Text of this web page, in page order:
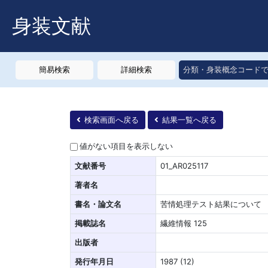
身装文献
簡易検索 詳細検索 分類・身装概念コード
検索画面へ戻る 結果一覧へ戻る
値がない項目を表示しない
文献番号
01_AR025117
著者名
書名・論文名
苦情処理テスト結果について
掲載誌名
繊維情報 125
出版者
発行年月日
1987 (12)